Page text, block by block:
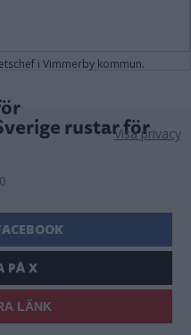
i Vimmerby kommun.
rustar för
PÅ X
LÄNK
Visa privacy